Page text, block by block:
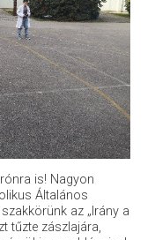
is! Nagyon
Általános
az „Irány a
tűzte zászlajára,